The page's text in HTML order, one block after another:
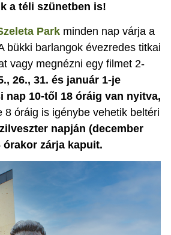
a téli szünetben is!
Park minden nap várja a
bükki barlangok évezredes titkai
vagy megnézni egy filmet 2-
26., 31. és január 1-je
10-től 18 óráig van nyitva,
óráig is igénybe vehetik beltéri
napján (december
órakor zárja kapuit.